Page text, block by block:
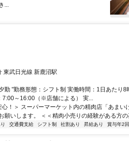
...
東武日光線 新鹿沼駅
勤 "勤務形態：シフト制 実働時間：1日あたり8
7:00～16:00（※店舗による） 実...
！＞ スーパーマーケット内の精肉店「あまい
願いします。 ＜＜精肉小売りの経験がある方
交通費支給 シフト制 社割あり 昇給あり 賞与年2